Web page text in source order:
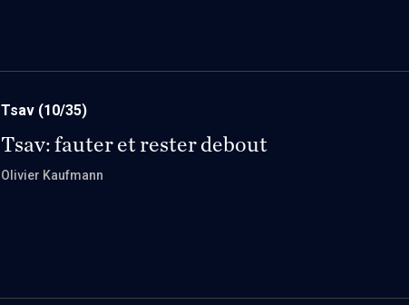
Tsav (10/35)
Tsav: fauter et rester debout
Olivier Kaufmann